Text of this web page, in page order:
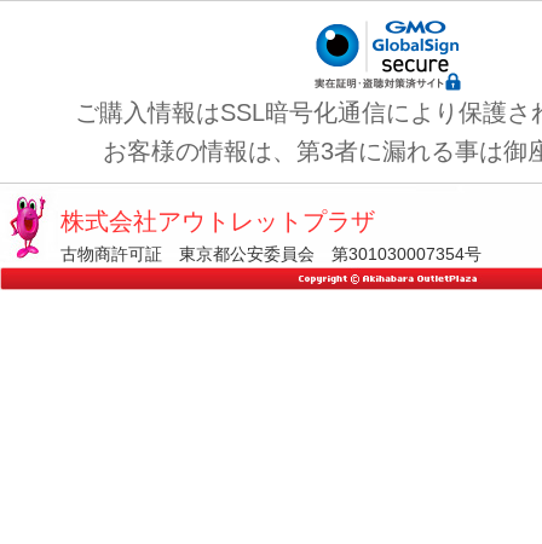
ご購入情報はSSL暗号化通信により保護さ
お客様の情報は、第3者に漏れる事は御
株式会社アウトレットプラザ
古物商許可証 東京都公安委員会 第301030007354号